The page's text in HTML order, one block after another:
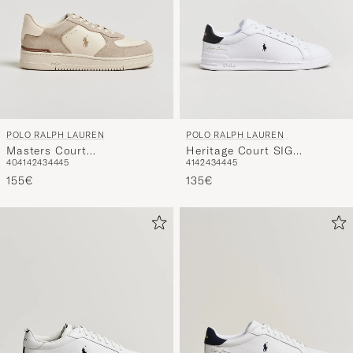
POLO RALPH LAUREN
Masters Court
Suede/Leather Sneakers
Milkshake
404142434445
155€
POLO RALPH LAUREN
Heritage Court SIG
Sneakers White/Black
4142434445
135€